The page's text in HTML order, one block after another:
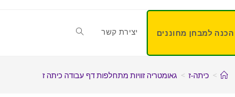
הכנה למבחן מחוננים יצירת קשר
> כיתה-ז > גאומטריה זוויות מתחלפות דף עבודה כיתה ז